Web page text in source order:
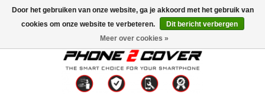
Door het gebruiken van onze website, ga je akkoord met het gebruik van
cookies om onze website te verbeteren.
Dit bericht verbergen
Meer over cookies »